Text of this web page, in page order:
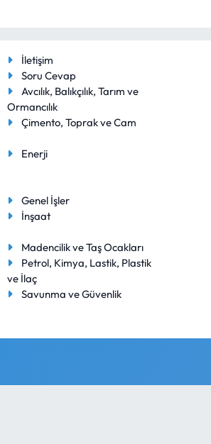
İletişim
Soru Cevap
Avcılık, Balıkçılık, Tarım ve
Ormancılık
Çimento, Toprak ve Cam
Enerji
Genel İşler
İnşaat
Madencilik ve Taş Ocakları
Petrol, Kimya, Lastik, Plastik
ve İlaç
Savunma ve Güvenlik